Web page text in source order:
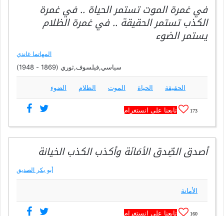
في غمرة الموت تستمر الحياة .. في غمرة
الكذب تستمر الحقيقة .. في غمرة الظلام
يستمر الضوء
المهاتما غاندي
سياسي,فيلسوف,ثوري (1869 - 1948)
الحقيقة الحياة الموت الظلام الضوء
173 تابعنا على انستغرام
أصدق الصِّدق الأمَانَة وأكذب الكذب الخيانة
أبو بكر الصديق
الأمانة
160 تابعنا على انستغرام